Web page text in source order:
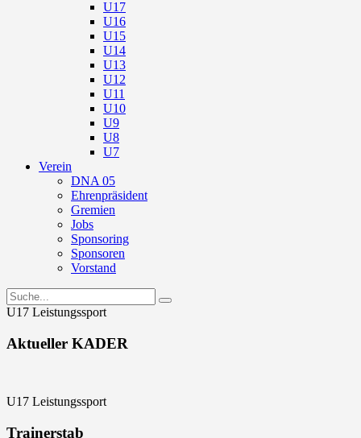
U17
U16
U15
U14
U13
U12
U11
U10
U9
U8
U7
Verein
DNA 05
Ehrenpräsident
Gremien
Jobs
Sponsoring
Sponsoren
Vorstand
U17 Leistungssport
Aktueller KADER
U17 Leistungssport
Trainerstab